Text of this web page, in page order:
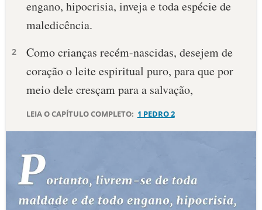
PALAVRA DO DIA
DEVOCIONAL DIÁRIO
10 MANDAMENTOS
ESBOÇOS DE PREGAÇÃO
TEMAS
engano, hipocrisia, inveja e toda espécie de
maledicência.
2
Como crianças recém-nascidas, desejem de
coração o leite espiritual puro, para que por
meio dele cresçam para a salvação,
LEIA O CAPÍTULO COMPLETO: 1 PEDRO 2